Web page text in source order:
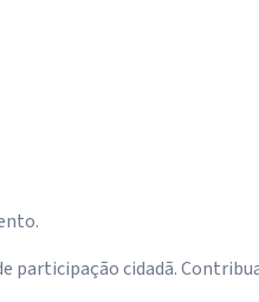
participação cidadã.